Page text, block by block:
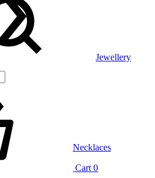
Cart 0
Jewellery
Necklaces